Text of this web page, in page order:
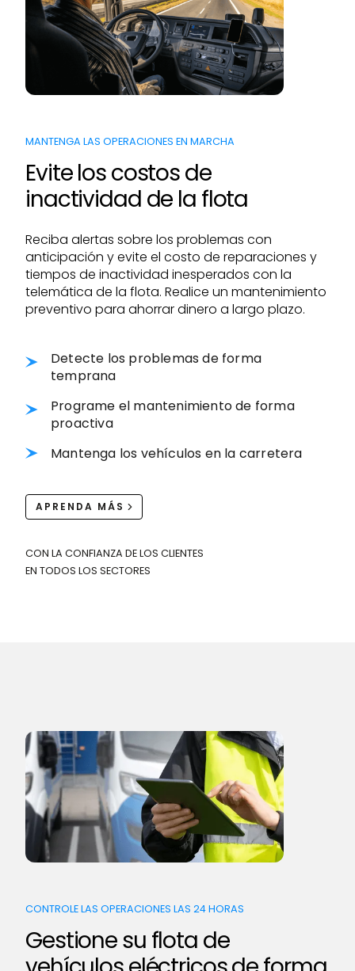
MANTENGA LAS OPERACIONES EN MARCHA
Evite los costos de
inactividad de la flota
Reciba alertas sobre los problemas con
anticipación y evite el costo de reparaciones y
tiempos de inactividad inesperados con la
telemática de la flota. Realice un mantenimiento
preventivo para ahorrar dinero a largo plazo.
Detecte los problemas de forma
temprana
Programe el mantenimiento de forma
proactiva
Mantenga los vehículos en la carretera
APRENDA MÁS
CON LA CONFIANZA DE LOS CLIENTES
EN TODOS LOS SECTORES
CONTROLE LAS OPERACIONES LAS 24 HORAS
Gestione su flota de